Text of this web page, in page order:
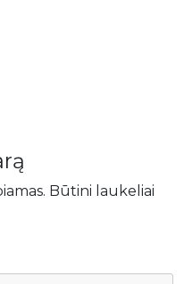
Būtini laukeliai